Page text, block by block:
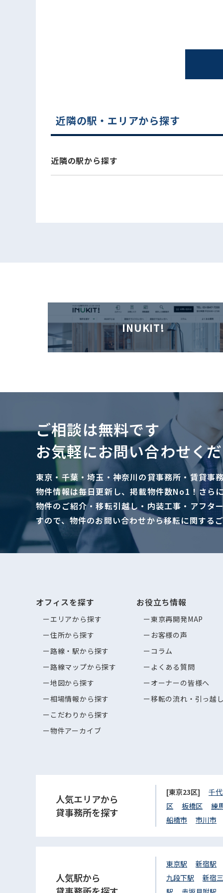
電話でお問い合わせ
近隣の駅・エリアから探す
近隣の駅から探す
INUKIT!
ご相談は無料です
お気軽にお問い合わせく
東京・千葉・埼玉・神奈川の貸事務所・賃貸事
物件情報は毎日更新し、掲載物件数No1！さら
物件のご紹介・移転引越し・内装工事・アフタ
すので、物件のお問い合わせから移転に関する
オフィスを探す
エリアから探す
住所から探す
路線・駅から探す
路線マップから探す
地図から探す
相場情報から探す
こだわりから探す
物件アーカイブ
お役立ち情報
東京再開発MAP
お客様の声
コラム
よくある質問
オーナーの皆様へ
移転の流れ・引っ越
人気エリアから
貸事務所を探す
[東京23区] 千
区
板橋区
練
船橋市
市川市
人気駅から
東京駅
新宿駅
九段下駅
新宿